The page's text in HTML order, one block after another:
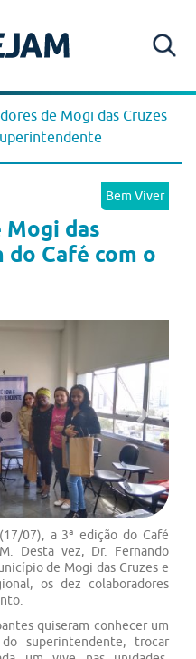
de Mogi das Cruzes
Bem Viver
Mogi das
do Café com o
Next
07), a 3ª edição do Café
Desta vez, Dr. Fernando
de Mogi das Cruzes e
os dez colaboradores
quiseram conhecer um
superintendente, trocar